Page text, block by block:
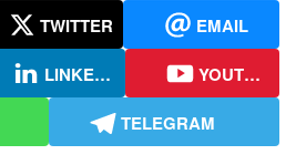
TWITTER
EMAIL
LINKEDIN
YOUTUBE
TELEGRAM